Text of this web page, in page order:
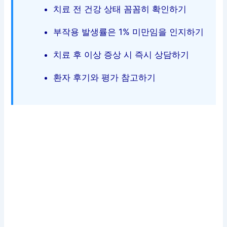
치료 전 건강 상태 꼼꼼히 확인하기
부작용 발생률은 1% 미만임을 인지하기
치료 후 이상 증상 시 즉시 상담하기
환자 후기와 평가 참고하기